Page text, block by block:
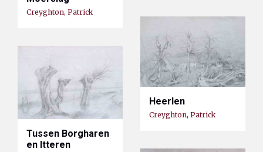
Creyghton, Patrick
Heerlen
Creyghton, Patrick
Tussen Borgharen
en Itteren